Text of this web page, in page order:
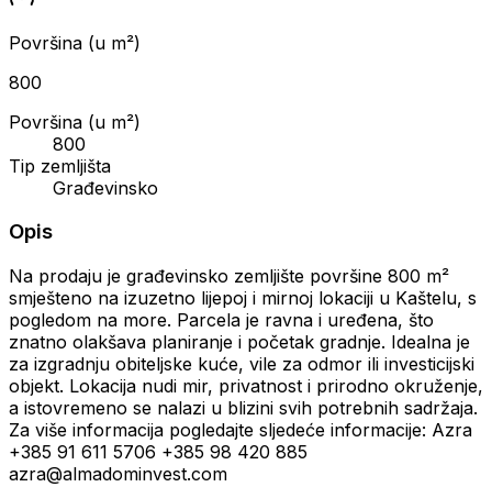
Površina (u m²)
800
Površina (u m²)
800
Tip zemljišta
Građevinsko
Opis
Na prodaju je građevinsko zemljište površine 800 m²
smješteno na izuzetno lijepoj i mirnoj lokaciji u Kaštelu, s
pogledom na more. Parcela je ravna i uređena, što
znatno olakšava planiranje i početak gradnje. Idealna je
za izgradnju obiteljske kuće, vile za odmor ili investicijski
objekt. Lokacija nudi mir, privatnost i prirodno okruženje,
a istovremeno se nalazi u blizini svih potrebnih sadržaja.
Za više informacija pogledajte sljedeće informacije: Azra
+385 91 611 5706 +385 98 420 885
azra@almadominvest.com